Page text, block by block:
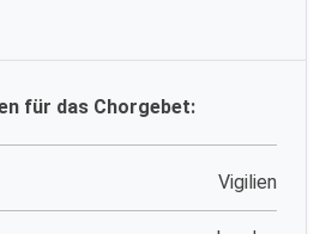
für das Chorgebet:
Vigilien